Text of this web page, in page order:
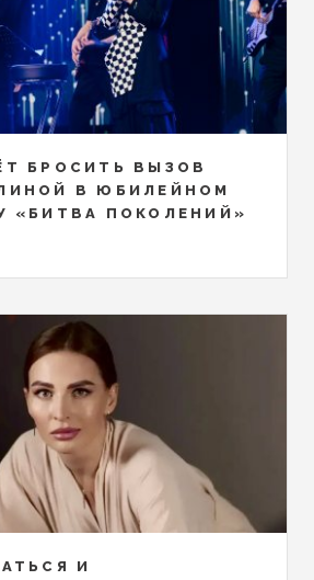
БРОСИТЬ ВЫЗОВ
В ЮБИЛЕЙНОМ
«БИТВА ПОКОЛЕНИЙ»
И